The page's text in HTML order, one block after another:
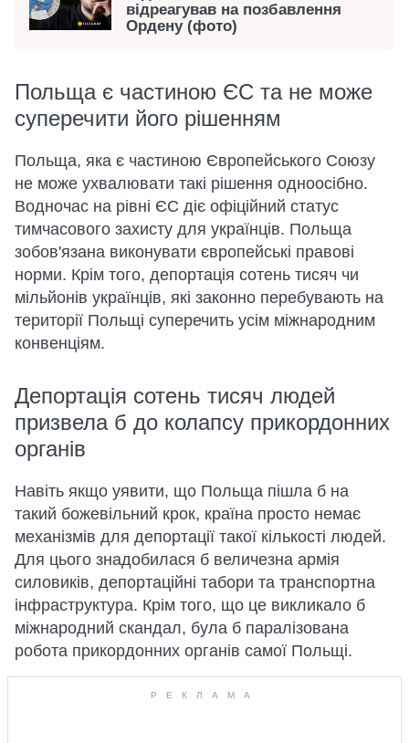
відреагував на позбавлення
Ордену (фото)
Польща є частиною ЄС та не може
суперечити його рішенням
Польща, яка є частиною Європейського Союзу
не може ухвалювати такі рішення одноосібно.
Водночас на рівні ЄС діє офіційний статус
тимчасового захисту для українців. Польща
зобов'язана виконувати європейські правові
норми. Крім того, депортація сотень тисяч чи
мільйонів українців, які законно перебувають на
території Польщі суперечить усім міжнародним
конвенціям.
Депортація сотень тисяч людей
призвела б до колапсу прикордонних
органів
Навіть якщо уявити, що Польща пішла б на
такий божевільний крок, країна просто немає
механізмів для депортації такої кількості людей.
Для цього знадобилася б величезна армія
силовиків, депортаційні табори та транспортна
інфраструктура. Крім того, що це викликало б
міжнародний скандал, була б паралізована
робота прикордонних органів самої Польщі.